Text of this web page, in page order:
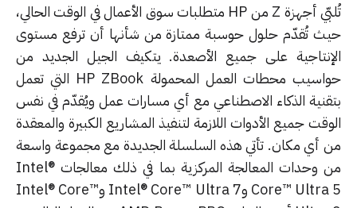
تُلبّي أجهزة Z من HP متطلبات سوق الأعمال في الوقت الحالي،
تُقدّم حلول حوسبة ممتازة من شأنها أن ترفع مستوى
على جميع الأصعدة. يتكيف الجيل الجديد من
حواسيب محطات العمل المحمولة HP ZBook التي تعمل
الذكاء الاصطناعي مع أي مسارات عمل ويُقدّم في نفس
جميع الأدوات اللازمة لتنفيذ المشاريع الكبيرة والمعقدة
أي مكان. تأتي هذه السلسلة الجديدة مع مجموعة واسعة
من وحدات المعالجة المركزية بما في ذلك معالجات Intel®
Core™ Ultra 5 وIntel® Core™ Ultra 7 وIntel® Core™